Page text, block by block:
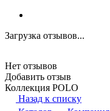
Загрузка отзывов...
Нет отзывов
Добавить отзыв
Коллекция POLO
Назад к списку